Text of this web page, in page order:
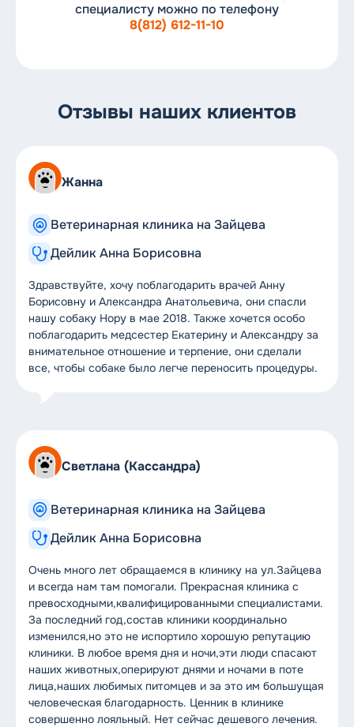
специалисту можно по телефону
8(812) 612-11-10
Отзывы наших клиентов
Жанна
Ветеринарная клиника на Зайцева
Дейлик Анна Борисовна
Здравствуйте, хочу поблагодарить врачей Анну
Борисовну и Александра Анатольевича, они спасли
нашу собаку Нору в мае 2018. Также хочется особо
поблагодарить медсестер Екатерину и Александру за
внимательное отношение и терпение, они сделали
все, чтобы собаке было легче переносить процедуры.
Светлана (Кассандра)
Ветеринарная клиника на Зайцева
Дейлик Анна Борисовна
Очень много лет обращаемся в клинику на ул.Зайцева
и всегда нам там помогали. Прекрасная клиника с
превосходными,квалифицированными специалистами.
За последний год,состав клиники координально
изменился,но это не испортило хорошую репутацию
клиники. В любое время дня и ночи,эти люди спасают
наших животных,оперируют днями и ночами в поте
лица,наших любимых питомцев и за это им большущая
человеческая благодарность. Ценник в клинике
совершенно лояльный. Нет сейчас дешевого лечения.